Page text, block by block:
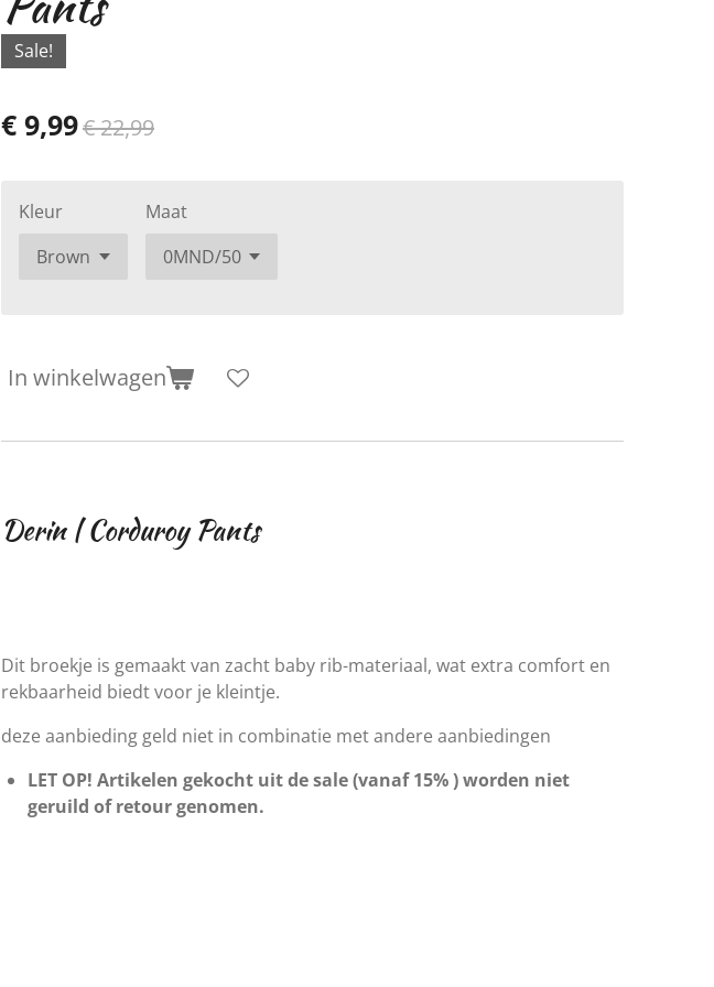
Sale!
€ 9,99€ 22,99
Kleur Maat
In winkelwagen
Derin | Corduroy Pants
Dit broekje is gemaakt van zacht baby rib-materiaal, wat extra comfort en
rekbaarheid biedt voor je kleintje.
deze aanbieding geld niet in combinatie met andere aanbiedingen
LET OP! Artikelen gekocht uit de sale (vanaf 15% ) worden niet
geruild of retour genomen.